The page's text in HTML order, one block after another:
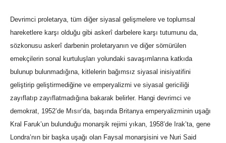
Devrimci proletarya, tüm diğer siyasal gelişmelere ve toplumsal
hareketlere karşı olduğu gibi askerî darbelere karşı tutumunu da,
sözkonusu askerî darbenin proletaryanın ve diğer sömürülen
emekçilerin sonal kurtuluşları yolundaki savaşımlarına katkıda
bulunup bulunmadığına, kitlelerin bağımsız siyasal inisiyatifini
geliştirip geliştirmediğine ve emperyalizmi ve siyasal gericiliği
zayıflatıp zayıflatmadığına bakarak belirler. Hangi devrimci ve
demokrat, 1952’de Mısır’da, başında Britanya emperyalizminin uşağı
Kral Faruk’un bulunduğu monarşik rejimi yıkan, 1958’de Irak’ta, gene
Londra’nın bir başka uşağı olan Faysal monarşisini ve Nuri Said